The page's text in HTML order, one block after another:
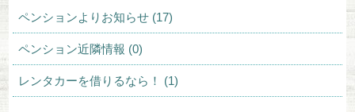
ペンションよりお知らせ (17)
ペンション近隣情報 (0)
レンタカーを借りるなら！ (1)